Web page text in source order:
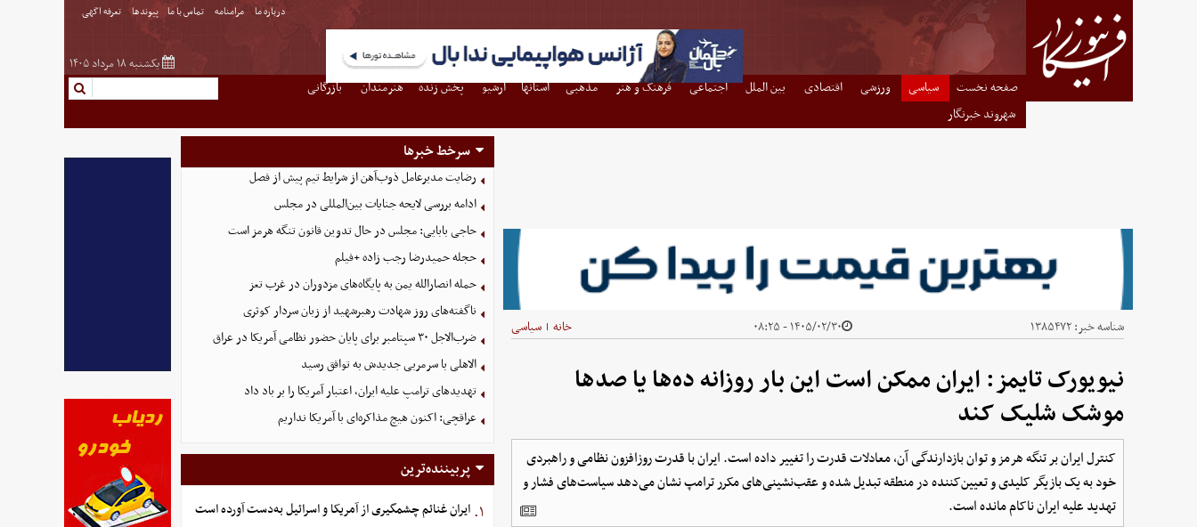
درباره ما مرامنامه تماس با ما پیوندها تعرفه اگهی
یکشنبه ۱۸ مرداد ۱۴۰۵
صفحه نخست سیاسی ورزشی اقتصادی بین الملل اجتماعی فرهنگ و هنر مذهبی استانها آرشیو پخش زنده هنرمندان
بازرگانی
شهروند خبرنگار
شناسه خبر:۱۳۸۵۴۷۲ ۱۴۰۵/۰۲/۳۰ - ۰۸:۲۵ خانه | سیاسی
نیویورک تایمز: ایران ممکن است این بار روزانه ده‌ها یا صدها
موشک شلیک کند
کنترل ایران بر تنگه هرمز و توان بازدارندگی آن، معادلات قدرت را تغییر داده است. ایران با قدرت روزافزون نظامی و راهبردی
خود به یک بازیگر کلیدی و تعیین‌کننده در منطقه تبدیل شده و عقب‌نشینی‌های مکرر ترامپ نشان می‌دهد سیاست‌های فشار و
تهدید علیه ایران ناکام مانده است.
سرخط خبرها
رضایت مدیرعامل ذوب‌آهن از شرایط تیم پیش از فصل
ادامه بررسی لایحه جنایات بین‌المللی در مجلس
حاجی بابایی: مجلس در حال تدوین قانون تنگه هرمز است
حجله حمیدرضا رجب زاده +فیلم
حمله انصارالله یمن به پایگاه‌های مزدوران در غرب تعز
ناگفته‌های روز شهادت رهبرشهید از زبان سردار کوثری
ضرب‌الاجل ۳۰ سپتامبر برای پایان حضور نظامی آمریکا در عراق
الاهلی با سرمربی جدیدش به توافق رسید
تهدیدهای ترامپ علیه ایران، اعتبار آمریکا را بر باد داد
عراقچی: اکنون هیچ مذاکره‌ای با آمریکا نداریم
پربیننده‌ترین
۱. ایران غنائم چشمگیری از آمریکا و اسرائیل به‌دست آورده است